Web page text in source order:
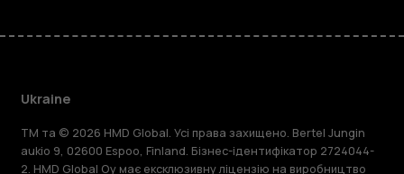
Ukraine
TM та © 2026 HMD Global. Усі права захищено. Bertel Jungin
aukio 9, 02600 Espoo, Finland. Бізнес-ідентифікатор 2724044-
2. HMD Global Oy має ексклюзивну ліцензію на виробництво